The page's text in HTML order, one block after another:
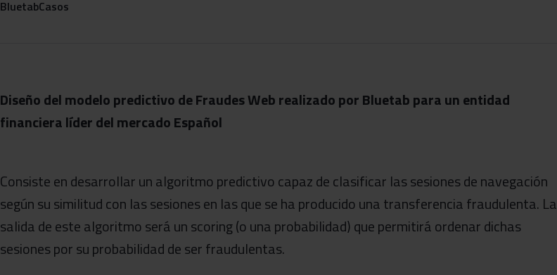
BluetabCasos
Diseño del modelo predictivo de Fraudes Web realizado por Bluetab para un entidad
financiera líder del mercado Español
Consiste en desarrollar un algoritmo predictivo capaz de clasificar las sesiones de navegación
según su similitud con las sesiones en las que se ha producido una transferencia fraudulenta. La
salida de este algoritmo será un scoring (o una probabilidad) que permitirá ordenar dichas
sesiones por su probabilidad de ser fraudulentas.